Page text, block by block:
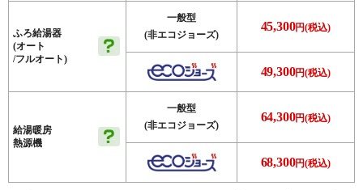
ふろ給湯器
(オート
/フルオート)
一般型
(非エコジョーズ)
45,300円(税込)
49,300円(税込)
給湯暖房
熱源機
一般型
(非エコジョーズ)
64,300円(税込)
68,300円(税込)